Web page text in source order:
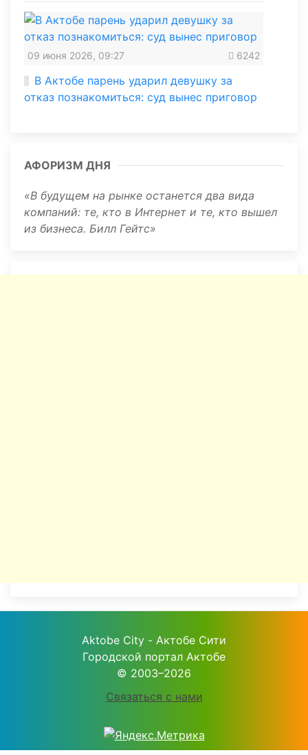
09 июня 2026, 09:27 6242
В Актобе парень ударил девушку за
отказ познакомиться: суд вынес приговор
АФОРИЗМ ДНЯ
В будущем на рынке останется два вида
компаний: те, кто в Интернет и те, кто вышел
из бизнеса. Билл Гейтс
Aktobe City - Актобе Сити
Городской портал Актобе
© 2003–2026
Связаться с нами